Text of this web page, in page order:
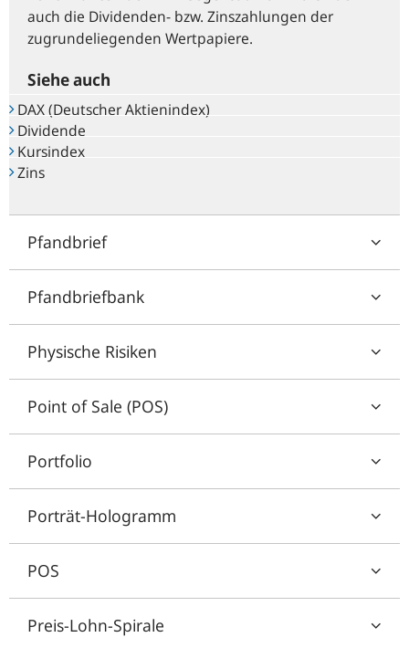
auch die Dividenden- bzw. Zinszahlungen der
zugrundeliegenden Wertpapiere.
Siehe auch
DAX (Deutscher Aktienindex)
Dividende
Kursindex
Zins
Pfandbrief
Pfandbriefbank
Physische Risiken
Point of Sale (POS)
Portfolio
Porträt-Hologramm
POS
Preis-Lohn-Spirale